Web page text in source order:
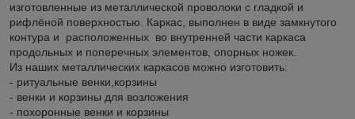
изготовленные из металлической проволоки с гладкой и
рифлёной поверхностью. Каркас, выполнен в виде замкнутого
контура и расположенных во внутренней части каркаса
продольных и поперечных элементов, опорных ножек.
Из наших металлических каркасов можно изготовить:
- ритуальные венки,корзины
- венки и корзины для возложения
- похоронные венки и корзины